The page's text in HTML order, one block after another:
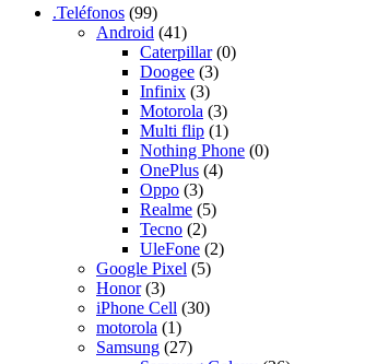
.Teléfonos (99)
Android (41)
Caterpillar (0)
Doogee (3)
Infinix (3)
Motorola (3)
Multi flip (1)
Nothing Phone (0)
OnePlus (4)
Oppo (3)
Realme (5)
Tecno (2)
UleFone (2)
Google Pixel (5)
Honor (3)
iPhone Cell (30)
motorola (1)
Samsung (27)